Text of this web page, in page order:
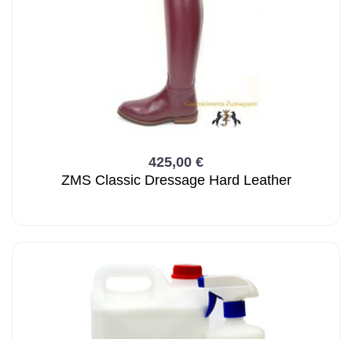
425,00 €
ZMS Classic Dressage Hard Leather